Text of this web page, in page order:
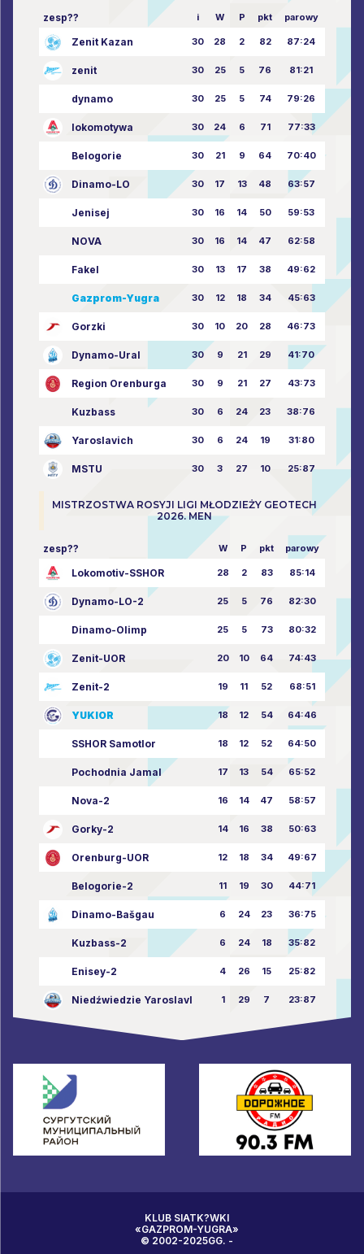
zesp?? i W P pkt parowy
Zenit Kazan 30 28 2 82 87:24
zenit 30 25 5 76 81:21
dynamo 30 25 5 74 79:26
lokomotywa 30 24 6 71 77:33
Belogorie 30 21 9 64 70:40
Dinamo-LO 30 17 13 48 63:57
Jenisej 30 16 14 50 59:53
NOVA 30 16 14 47 62:58
Fakel 30 13 17 38 49:62
Gazprom-Yugra 30 12 18 34 45:63
Gorzki 30 10 20 28 46:73
Dynamo-Ural 30 9 21 29 41:70
Region Orenburga 30 9 21 27 43:73
Kuzbass 30 6 24 23 38:76
Yaroslavich 30 6 24 19 31:80
MSTU 30 3 27 10 25:87
MISTRZOSTWA ROSYJI LIGI MŁODZIEŻY GEOTECH
2026. MEN
zesp?? W P pkt parowy
Lokomotiv-SSHOR 28 2 83 85:14
Dynamo-LO-2 25 5 76 82:30
Dinamo-Olimp 25 5 73 80:32
Zenit-UOR 20 10 64 74:43
Zenit-2 19 11 52 68:51
YUKIOR 18 12 54 64:46
SSHOR Samotlor 18 12 52 64:50
Pochodnia Jamal 17 13 54 65:52
Nova-2 16 14 47 58:57
Gorky-2 14 16 38 50:63
Orenburg-UOR 12 18 34 49:67
Belogorie-2 11 19 30 44:71
Dinamo-Bašgau 6 24 23 36:75
Kuzbass-2 6 24 18 35:82
Enisey-2 4 26 15 25:82
Niedźwiedzie Yaroslavl 1 29 7 23:87
KLUB SIATK?WKI
«GAZPROM-YUGRA»
© 2002-2025GG. -